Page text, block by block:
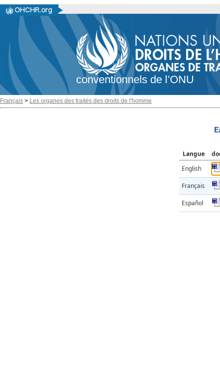
conventionnels de l’ONU
Français > Les organes des traités des droits de l'homme
Langue
English
Français
Español